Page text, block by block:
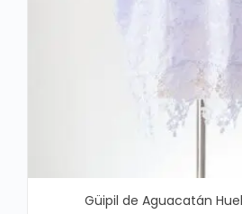
Güipil de Aguacatán